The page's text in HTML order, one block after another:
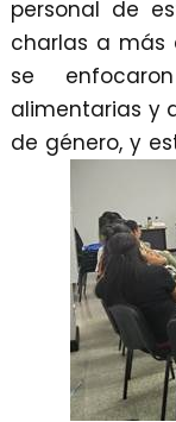
personal de
charlas a más
se
alimentarias y
de género, y